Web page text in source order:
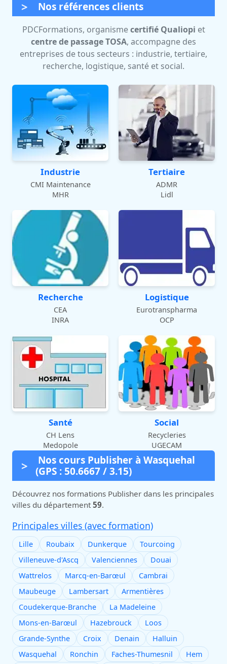
Nos références clients
PDCFormations, organismecertifié Qualiopi et
centre de passage TOSA, accompagne des
entreprises de tous secteurs : industrie, tertiaire,
recherche, logistique, santé et social.
Industrie
CMI Maintenance
MHR
Tertiaire
ADMR
Lidl
Recherche
CEA
INRA
Logistique
Eurotranspharma
OCP
Santé
CH Lens
Medopole
Social
Recycleries
UGECAM
Nos cours Publisher à Wasquehal
(GPS : 50.6667 / 3.15)
Découvrez nos formations Publisher dans les principales
villes du département 59.
Principales villes (avec formation)
Lille Roubaix Dunkerque
Tourcoing
Villeneuve-d'Ascq
Valenciennes
Douai
Wattrelos
Marcq-en-Barœul
Cambrai
Maubeuge
Lambersart
Armentières
Coudekerque-Branche
La Madeleine
Mons-en-Barœul
Hazebrouck
Loos
Grande-Synthe
Croix Denain
Halluin
Wasquehal
Ronchin Faches-Thumesnil
Hem